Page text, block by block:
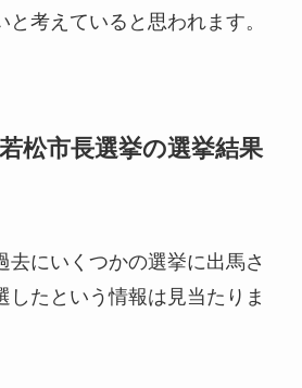
考えていると思われます。
松市長選挙の選挙結果
去にいくつかの選挙に出馬さ
したという情報は見当たりま